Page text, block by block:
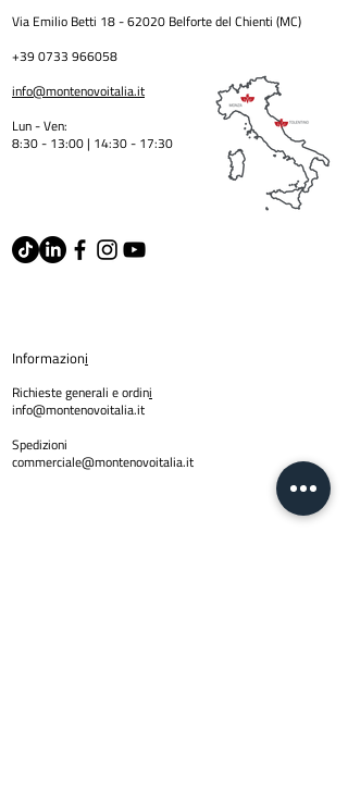
Via Emilio Betti 18 - 62020 Belforte del Chienti (MC)
+39 0733 966058
info@montenovoitalia.it
Lun - Ven:
8:30 - 13:00 | 14:30 - 17:30
Informazioni
Richieste generali e ordini
info@montenovoitalia.it
Spedizioni
commerciale@montenovoitalia.it